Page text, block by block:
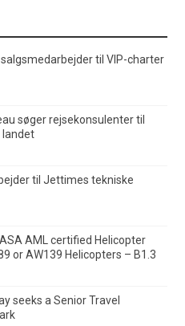
til VIP-charter
søger rejsekonsulenter til
landet
til Jettimes tekniske
AML certified Helicopter
or AW139 Helicopters – B1.3
seeks a Senior Travel